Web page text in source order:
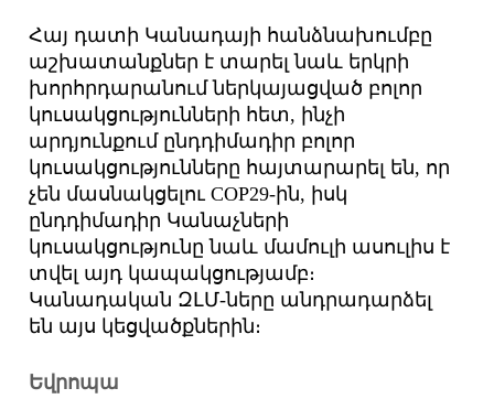
Հայ դատի Կանադայի հանձնախումբը
աշխատանքներ է տարել նաև երկրի
խորհրդարանում ներկայացված բոլոր
կուսակցությունների հետ, ինչի
արդյունքում ընդդիմադիր բոլոր
կուսակցությունները հայտարարել են, որ
չեն մասնակցելու COP29-ին, իսկ
ընդդիմադիր Կանաչների
կուսակցությունը նաև մամուլի ասուլիս է
տվել այդ կապակցությամբ։
Կանադական ԶԼՄ-ները անդրադարձել
են այս կեցվածքներին։
Եվրոպա